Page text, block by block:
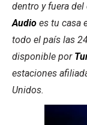
dentro y fuera
Audio es tu casa
todo el país las
disponible por
estaciones
Unidos.